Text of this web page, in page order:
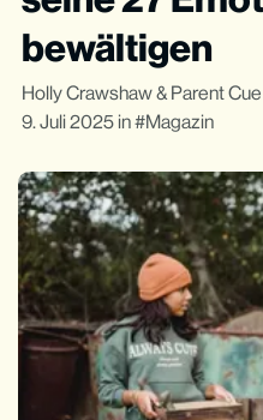
bewältigen
Holly Crawshaw&Parent Cue
9. Juli 2025 in Magazin